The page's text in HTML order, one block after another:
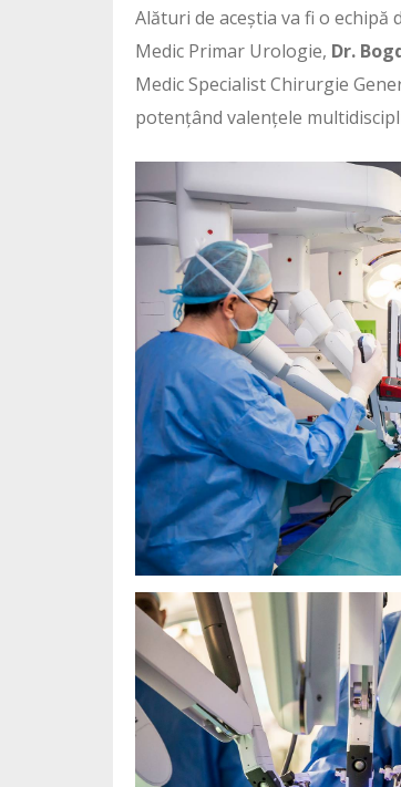
Alături de aceștia va fi o
Medic Primar Urologie, Dr.
Medic Specialist Chirurgie
potențând valențele